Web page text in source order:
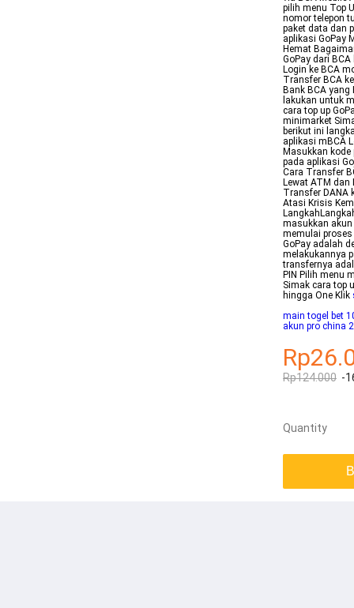
pilih menu Top
nomor telepon
paket data dan
aplikasi GoPay
Hemat
GoPay dari
Login ke BCA
Transfer BCA
Bank BCA
lakukan untuk
cara top up
minimarket
berikut ini
aplikasi mBCA
Masukkan
pada aplikasi
Cara Transfer
Lewat ATM dan
Transfer DANA
Atasi Krisis
masukkan
memulai proses
GoPay adalah
melakukannya
transfernya
PIN Pilih menu
Simak cara top
hingga One Klik
main togel bet
akun pro china
Rp124.000 -
Quantity